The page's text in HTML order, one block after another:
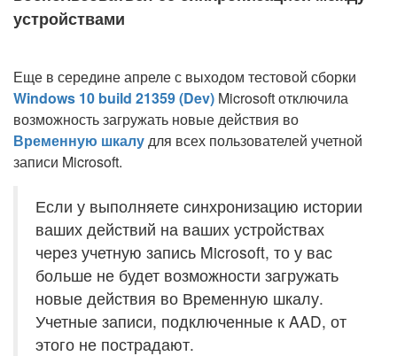
устройствами
Еще в середине апреле с выходом тестовой сборки
Windows 10 build 21359 (Dev) Microsoft отключила
возможность загружать новые действия во
Временную шкалудля всех пользователей учетной
записи Microsoft.
Если у выполняете синхронизацию истории
ваших действий на ваших устройствах
через учетную запись Microsoft, то у вас
больше не будет возможности загружать
новые действия во Временную шкалу.
Учетные записи, подключенные к AAD, от
этого не пострадают.